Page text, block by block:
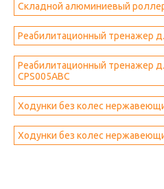
Складной алюминиевый
Реабилитационный тренажер
Реабилитационный тренажер
CPS005ABC
Ходунки без колес
Ходунки без колес